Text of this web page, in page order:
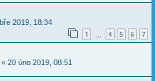
2019, 18:34
1 4 5 6 7
« 20 úno 2019, 08:51